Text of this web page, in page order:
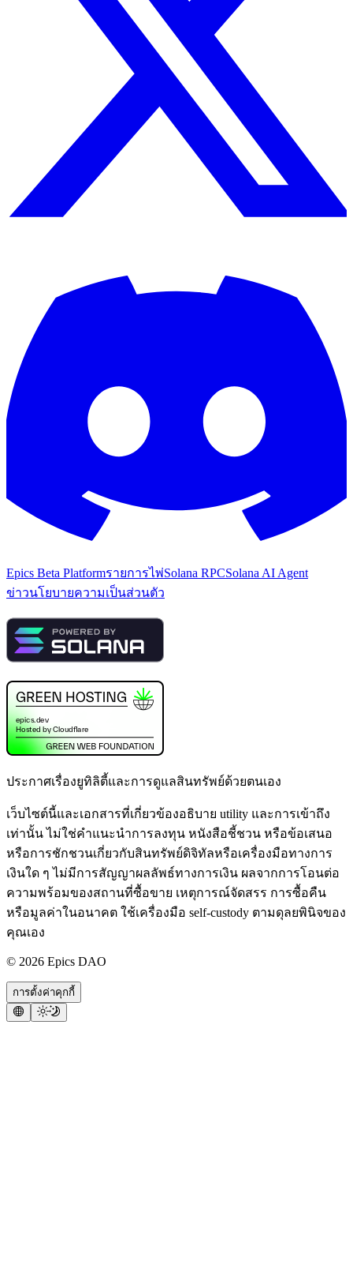
Epics Beta Platformรายการไพ่Solana RPCSolana AI Agent
ข่าวนโยบายความเป็นส่วนตัว
ประกาศเรื่องยูทิลิตี้และการดูแลสินทรัพย์ด้วยตนเอง
เว็บไซต์นี้และเอกสารที่เกี่ยวข้องอธิบาย utility และการเข้าถึง
เท่านั้น ไม่ใช่คำแนะนำการลงทุน หนังสือชี้ชวน หรือข้อเสนอ
หรือการชักชวนเกี่ยวกับสินทรัพย์ดิจิทัลหรือเครื่องมือทางการ
เงินใด ๆ ไม่มีการสัญญาผลลัพธ์ทางการเงิน ผลจากการโอนต่อ
ความพร้อมของสถานที่ซื้อขาย เหตุการณ์จัดสรร การซื้อคืน
หรือมูลค่าในอนาคต ใช้เครื่องมือ self-custody ตามดุลยพินิจของ
คุณเอง
© 2026 Epics DAO
การตั้งค่าคุกกี้